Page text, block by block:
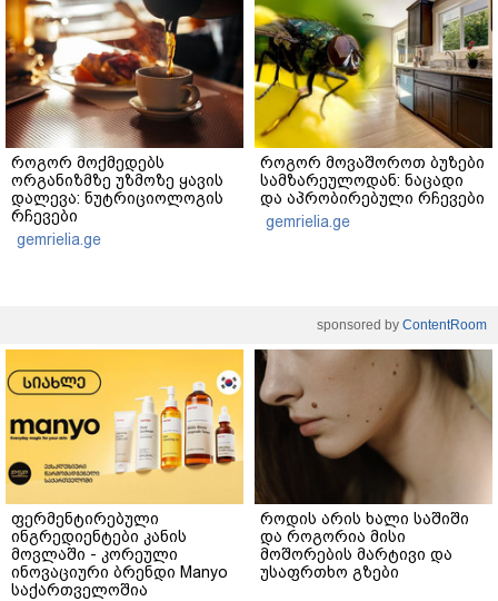
როგორ მოქმედებს
ორგანიზმზე უზმოზე ყავის
დალევა: ნუტრიციოლოგის
რჩევები
gemrielia.ge
როგორ მოვაშოროთ ბუზები
სამზარეულოდან: ნაცადი
და აპრობირებული რჩევები
gemrielia.ge
sponsored by ContentRoom
ფერმენტირებული
ინგრედიენტები კანის
მოვლაში - კორეული
ინოვაციური ბრენდი Manyo
საქართველოშია
როდის არის ხალი საშიში
და როგორია მისი
მოშორების მარტივი და
უსაფრთხო გზები